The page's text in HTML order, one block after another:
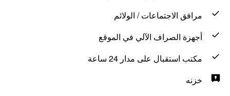
مرافق الاجتماعات / الولائم
أجهزة الصراف الآلي في الموقع
مكتب استقبال على مدار 24 ساعة
خزنه